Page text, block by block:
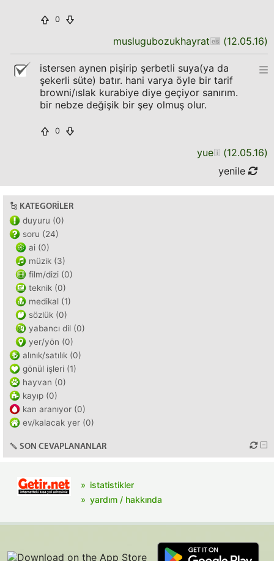
0
muslugubozukhayrat (12.05.16)
istersen aynen pişirip şerbetli suya(ya da
şekerli süte) batır. hani varya öyle bir tarif
browni/ıslak kurabiye diye geçiyor sanırım.
bir nebze değişik bir şey olmuş olur.
0
yue (12.05.16)
yenile
KATEGORILER
duyuru (0)
soru (24)
ai (0)
müzik (3)
film/dizi (0)
teknik (0)
medikal (1)
sözlük (0)
yabancı dil (0)
yer/yön (0)
alınık/satılık (0)
gönül işleri (1)
hayvan (0)
kayıp (0)
kan aranıyor (0)
ev/kalacak yer (0)
SON CEVAPLANANLAR
istatistikler
yardım / hakkında